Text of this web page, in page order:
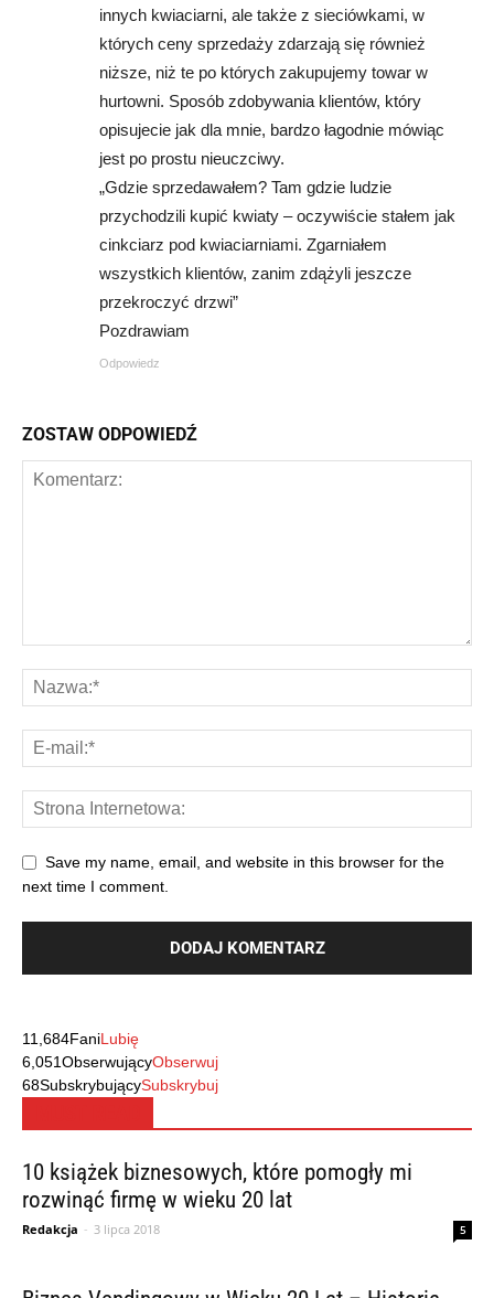
innych kwiaciarni, ale także z sieciówkami, w
których ceny sprzedaży zdarzają się również
niższe, niż te po których zakupujemy towar w
hurtowni. Sposób zdobywania klientów, który
opisujecie jak dla mnie, bardzo łagodnie mówiąc
jest po prostu nieuczciwy.
„Gdzie sprzedawałem? Tam gdzie ludzie
przychodzili kupić kwiaty – oczywiście stałem jak
cinkciarz pod kwiaciarniami. Zgarniałem
wszystkich klientów, zanim zdążyli jeszcze
przekroczyć drzwi”
Pozdrawiam
Odpowiedz
ZOSTAW ODPOWIEDŹ
Save my name, email, and website in this browser for the
next time I comment.
11,684FaniLubię
6,051ObserwującyObserwuj
68SubskrybującySubskrybuj
10 książek biznesowych, które pomogły mi
rozwinąć firmę w wieku 20 lat
Redakcja - 3 lipca 2018 5